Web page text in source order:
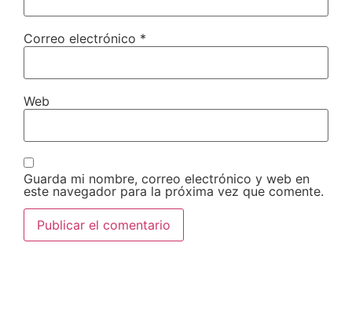
Correo electrónico *
Web
Guarda mi nombre, correo electrónico y web en
este navegador para la próxima vez que comente.